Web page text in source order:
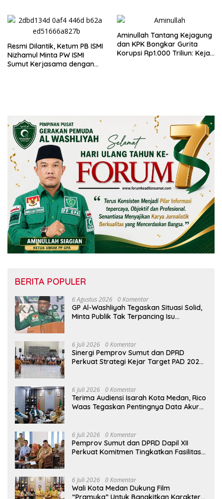
Karyawan
Resmi Dilantik, Ketum PB ISMI
Nizhamul Minta PW ISMI
Sumut Kerjasama dengan
Aminullah Tantang Kejagung
dan KPK Bongkar Gurita
Korupsi Rp1.000 Triliun: Kejar
BERITA POPULER
6 Agustus 2026 0 Komentar
GP Al-Washliyah Tegaskan Situasi Solid,
Minta Publik Tak Terpancing Isu
6 Juli 2026 0 Komentar
Sinergi Pemprov Sumut dan DPRD
Perkuat Strategi Kejar Target PAD 2026
6 Juli 2026 0 Komentar
Terima Audiensi Isarah Kota Medan, Rico
Waas Tegaskan Pentingnya Data Akurat
6 Juli 2026 0 Komentar
Pemprov Sumut dan DPRD Dapil XII
Perkuat Komitmen Tingkatkan Fasilitas
6 Juli 2026 0 Komentar
Wali Kota Medan Dukung Film
“Pramuka” Untuk Bangkitkan Karakter